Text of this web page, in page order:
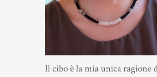
Il cibo è la mia unica ragione